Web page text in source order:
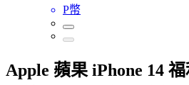
P幣
Apple 蘋果 iPhone 14